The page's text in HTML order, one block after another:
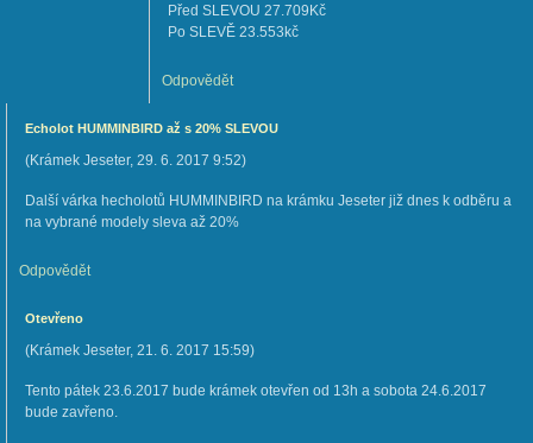
Před SLEVOU 27.709Kč
Po SLEVĚ 23.553kč
Odpovědět
Echolot HUMMINBIRD až s 20% SLEVOU
(Krámek Jeseter, 29. 6. 2017 9:52)
Další várka hecholotů HUMMINBIRD na krámku Jeseter již dnes k odběru a
na vybrané modely sleva až 20%
Odpovědět
Otevřeno
(Krámek Jeseter, 21. 6. 2017 15:59)
Tento pátek 23.6.2017 bude krámek otevřen od 13h a sobota 24.6.2017
bude zavřeno.